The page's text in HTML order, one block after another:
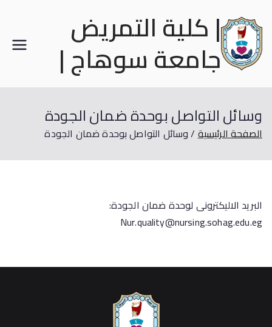
| كلية التمريض
جامعة سوهاج |
وسائل التواصل بوحدة ضمان الجودة
الصفحة الرئيسية وسائل التواصل بوحدة ضمان الجودة
البريد الاليكترونى لوحدة ضمان الجودة:
Nur.quality@nursing.sohag.edu.eg